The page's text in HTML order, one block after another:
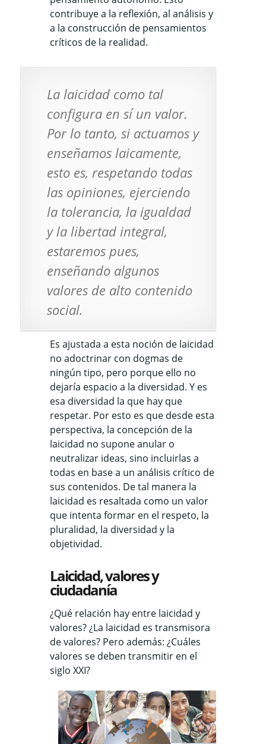
contribuye a la reflexión, al análisis y
a la construcción de pensamientos
críticos de la realidad.
La laicidad como tal
configura en sí un valor.
Por lo tanto, si actuamos y
enseñamos laicamente,
esto es, respetando todas
las opiniones, ejerciendo
la tolerancia, la igualdad
y la libertad integral,
estaremos pues,
enseñando algunos
valores de alto contenido
social.
Es ajustada a esta noción de laicidad
no adoctrinar con dogmas de
ningún tipo, pero porque ello no
dejaría espacio a la diversidad. Y es
esa diversidad la que hay que
respetar. Por esto es que desde esta
perspectiva, la concepción de la
laicidad no supone anular o
neutralizar ideas, sino incluirlas a
todas en base a un análisis crítico de
sus contenidos. De tal manera la
laicidad es resaltada como un valor
que intenta formar en el respeto, la
pluralidad, la diversidad y la
objetividad.
Laicidad, valores y
ciudadanía
¿Qué relación hay entre laicidad y
valores? ¿La laicidad es transmisora
de valores? Pero además: ¿Cuáles
valores se deben transmitir en el
siglo XXI?